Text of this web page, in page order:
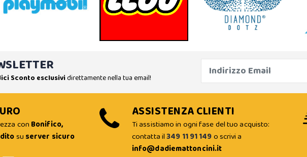
Sconto esclusividirettamente nella tua email!
con Bonifico,
su server sicuro
ASSISTENZA CLIENTI
Ti assistiamo in ogni fase del tuo acquisto:
contatta il349 11 91 149o scrivi a
info@dadiemattoncini.it